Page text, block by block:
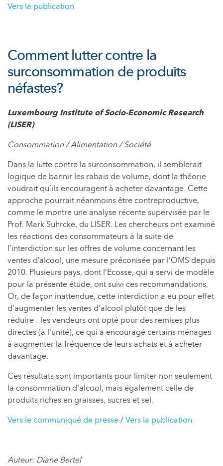
Vers la publication
Comment lutter contre la
surconsommation de produits
néfastes?
Luxembourg Institute of Socio-Economic Research
(LISER)
Consommation / Alimentation / Société
Dans la lutte contre la surconsommation, il semblerait
logique de bannir les rabais de volume, dont la théorie
voudrait qu‘ils encouragent à acheter davantage. Cette
approche pourrait néanmoins être contreproductive,
comme le montre une analyse récente supervisée par le
Prof. Mark Suhrcke, du LISER. Les chercheurs ont examiné
les réactions des consommateurs à la suite de
l’interdiction sur les offres de volume concernant les
ventes d’alcool, une mesure préconisée par l’OMS depuis
2010. Plusieurs pays, dont l’Ecosse, qui a servi de modèle
pour la présente étude, ont suivi ces recommandations.
Or, de façon inattendue, cette interdiction a eu pour effet
d'augmenter les ventes d‘alcool plutôt que de les
réduire : les vendeurs ont opté pour des remises plus
directes (à l'unité), ce qui a encouragé certains ménages
à augmenter la fréquence de leurs achats et à acheter
davantage.
Ces résultats sont importants pour limiter non seulement
la consommation d'alcool, mais également celle de
produits riches en graisses, sucres et sel.
Vers le communiqué de presse/Vers la publication
Auteur: Diane Bertel